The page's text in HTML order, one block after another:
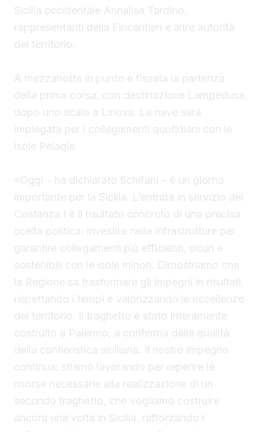
Sicilia occidentale Annalisa Tardino,
rappresentanti della Fincantieri e altre autorità
del territorio.
A mezzanotte in punto è fissata la partenza
della prima corsa, con destinazione Lampedusa,
dopo uno scalo a Linosa. La nave sarà
impiegata per i collegamenti quotidiani con le
isole Pelagie.
«Oggi – ha dichiarato Schifani – è un giorno
importante per la Sicilia. L’entrata in servizio del
Costanza I è il risultato concreto di una precisa
scelta politica: investire nelle infrastrutture per
garantire collegamenti più efficienti, sicuri e
sostenibili con le isole minori. Dimostriamo che
la Regione sa trasformare gli impegni in risultati,
rispettando i tempi e valorizzando le eccellenze
del territorio. Il traghetto è stato interamente
costruito a Palermo, a conferma della qualità
della cantieristica siciliana. Il nostro impegno
continua: stiamo lavorando per reperire le
risorse necessarie alla realizzazione di un
secondo traghetto, che vogliamo costruire
ancora una volta in Sicilia, rafforzando i